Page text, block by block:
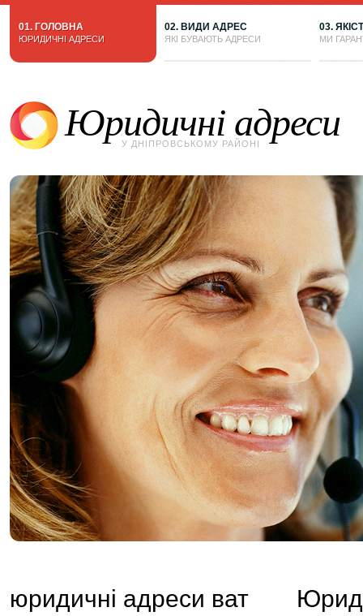
01. ГОЛОВНА
ЮРИДИЧНІ АДРЕСИ
02. ВИДИ АДРЕС
ЯКІ БУВАЮТЬ АДРЕСИ
03.
МИ
Юридичні адреси
У ДНІПРОВСЬКОМУ РАЙОНІ
юридичні адреси ват